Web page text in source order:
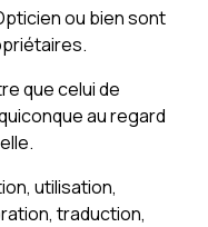
ou bien sont
que celui de
au regard
utilisation,
traduction,